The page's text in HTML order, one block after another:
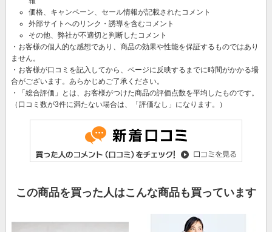
価格、キャンペーン、セール情報が記載されたコメント
外部サイトへのリンク・誘導を含むコメント
その他、弊社が不適切と判断したコメント
・お客様の個人的な感想であり、商品の効果や性能を保証するものではあり
ません。
・お客様が口コミを記入してから、ページに反映するまでに時間がかかる場
合がございます。あらかじめご了承ください。
・「総合評価」とは、お客様がつけた商品の評価点数を平均したものです。
（口コミ数が3件に満たない場合は、「評価なし」になります。）
この商品を買った人はこんな商品も買っています